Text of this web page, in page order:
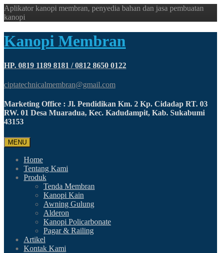
Aplikator kanopi membran, penyedia bahan dan jasa pembuatan
kanopi
Kanopi Membran
HP. 0819 1189 8181 / 0812 8650 0122
ciptatechnicalmembran@gmail.com
Marketing Office : Jl. Pendidikan Km. 2 Kp. Cidadap RT. 03
RW. 01 Desa Muaradua, Kec. Kadudampit, Kab. Sukabumi
43153
MENU
Home
Tentang Kami
Produk
Tenda Membran
Kanopi Kain
Awning Gulung
Alderon
Kanopi Policarbonate
Pagar & Railing
Artikel
Kontak Kami